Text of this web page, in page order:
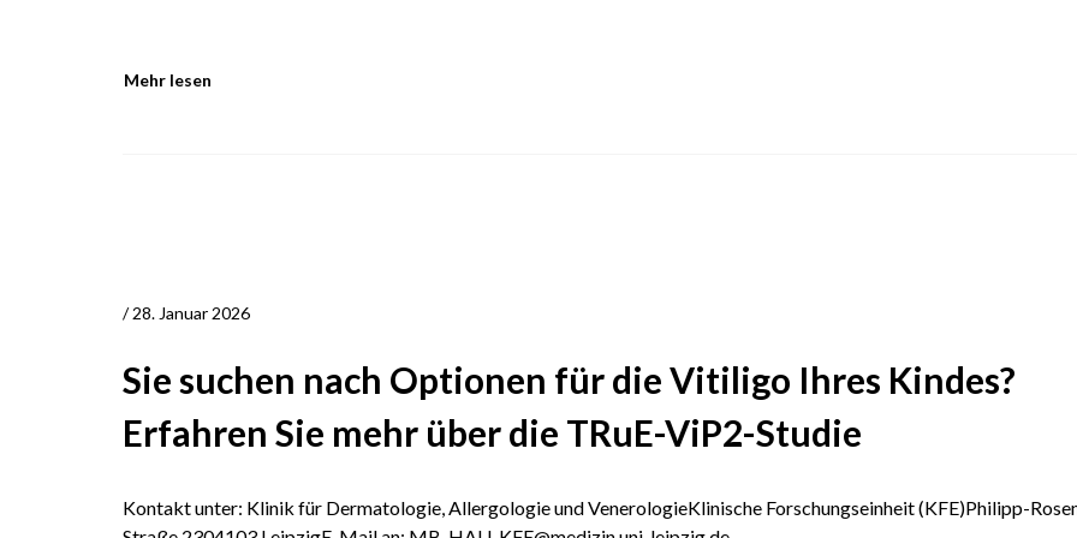
Mehr lesen
/ 28. Januar 2026
Sie suchen nach Optionen für die Vitiligo Ihres Kindes?
Erfahren Sie mehr über die TRuE-ViP2-Studie
Kontakt unter: Klinik für Dermatologie, Allergologie und VenerologieKlinische Forschungseinheit (KFE)Philipp-